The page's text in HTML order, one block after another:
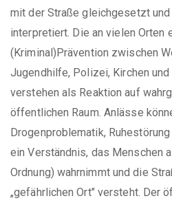
mit der Straße gleichgesetzt
interpretiert. Die an vielen Orten
(Kriminal)Prävention zwischen
Jugendhilfe, Polizei, Kirchen
verstehen als Reaktion auf
öffentlichen Raum. Anlässe
Drogenproblematik,
ein Verständnis, das Menschen
Ordnung) wahrnimmt und die
„gefährlichen Ort" versteht. Der